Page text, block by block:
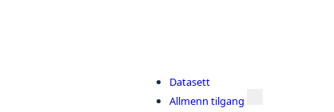
Datasett
Allmenn tilgang